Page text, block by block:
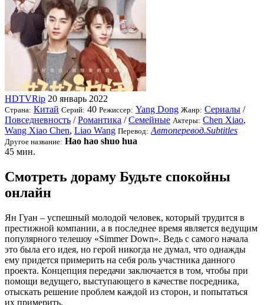
HDTVRip 20 январь 2022
Страна: Китай Серий: 40 Режиссер: Yang Dong Жанр: Сериалы /
Повседневность /Романтика /Семейные Актеры: Chen Xiao,
Wang Xiao Chen, Liao Wang Перевод: Автоперевод.Subtitles
Другое название: Hao hao shuo hua
45 мин.
Смотреть дораму Будьте спокойны
онлайн
Ян Гуан – успешный молодой человек, который трудится в
престижной компании, а в последнее время является ведущим
популярного телешоу «Simmer Down». Ведь с самого начала
это была его идея, но герой никогда не думал, что однажды
ему придется примерить на себя роль участника данного
проекта. Концепция передачи заключается в том, чтобы при
помощи ведущего, выступающего в качестве посредника,
отыскать решение проблем каждой из сторон, и попытаться
их примерить.